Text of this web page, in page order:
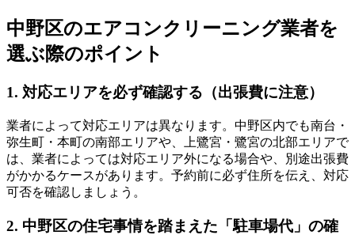
中野区のエアコンクリーニング業者を
選ぶ際のポイント
1. 対応エリアを必ず確認する（出張費に注意）
業者によって対応エリアは異なります。中野区内でも南台・
弥生町・本町の南部エリアや、上鷺宮・鷺宮の北部エリアで
は、業者によっては対応エリア外になる場合や、別途出張費
がかかるケースがあります。予約前に必ず住所を伝え、対応
可否を確認しましょう。
2. 中野区の住宅事情を踏まえた「駐車場代」の確